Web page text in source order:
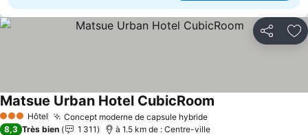
Partager
3 ÉtoilesHôtel Concept moderne de capsule hybrideConsulter les prix
Matsue Urban Hotel CubicRoom
8,3 Très bien 1 311 à 1.5 km de : Centre-ville